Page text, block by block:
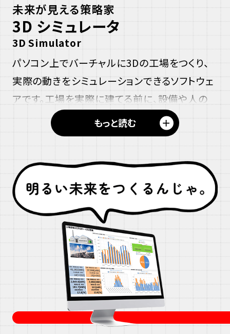
未来が見えるみ
え
る
策略家
3D ス
リ
ー
デ
ィ
ー
シミュレータ
3D ス
リ
ー
デ
ィ
ー
Simulator
パソコン上でバーチャルに3Dス
リ
ー
ィ
の工場をつくり、
実際の動きをシミュレーションできるソフトウェ
アです。工場を実際に建てる前に、設備や人の
配置、
動き方
ご
か
た
をいろいろ試して、一番効率の良い
工場の設計を考えることができます。
3D
ス
ー
デ
ィ
シミュレータについて詳しく見る
もっと読む ＋